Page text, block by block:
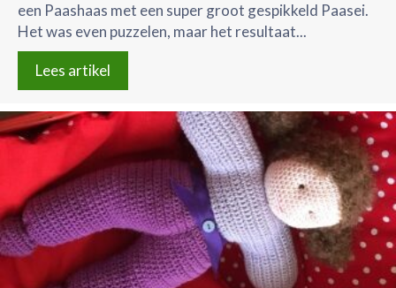
een Paashaas met een super groot gespikkeld Paasei.
Het was even puzzelen, maar het resultaat...
Lees artikel